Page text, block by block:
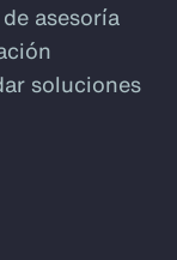
asesoría
soluciones